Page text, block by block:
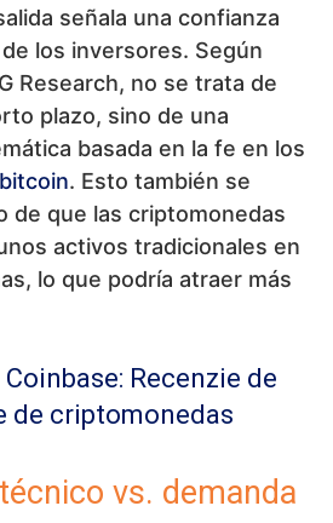
señala una confianza
los inversores. Según
Research, no se trata de
plazo, sino de una
basada en la fe en los
bitcoin. Esto también se
de que las criptomonedas
activos tradicionales en
lo que podría atraer más
Coinbase: Recenzie de
de criptomonedas
vs. demanda